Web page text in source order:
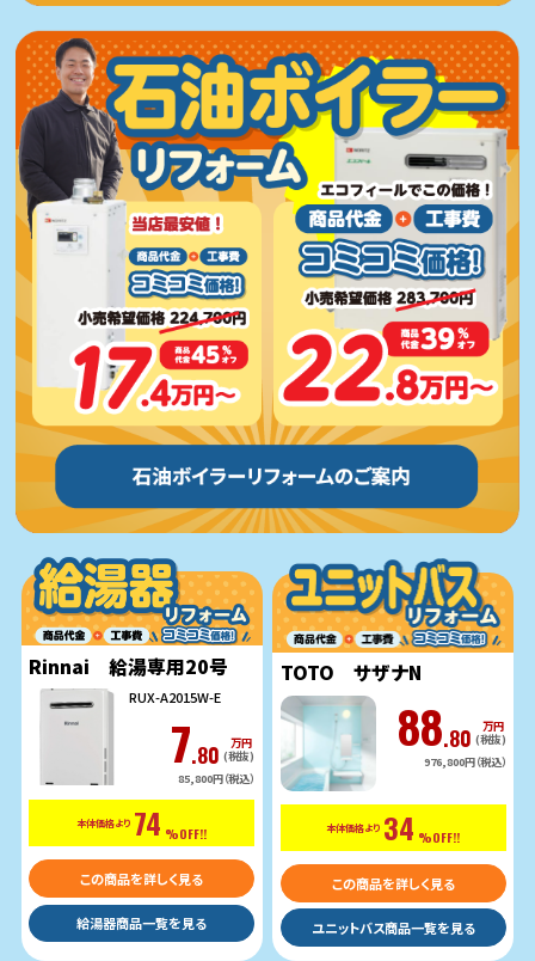
Rinnai 給湯専用20号
RUX-A2015W-E
7.80 万円
(税抜)
85,800円（税込）
本体価格より 74 %OFF!!
この商品を詳しく見る
給湯器商品一覧を見る
TOTO サザナN
88.80 万円
(税抜)
976,800円（税込）
本体価格より 34 %OFF!!
この商品を詳しく見る
ユニットバス商品一覧を見る